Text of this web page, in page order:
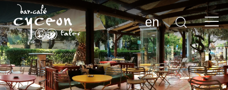
en